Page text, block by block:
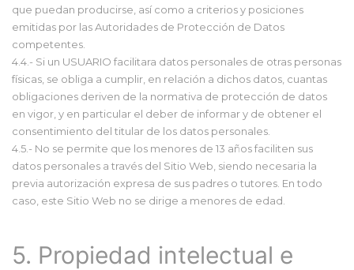
que puedan producirse, así como a criterios y posiciones
emitidas por las Autoridades de Protección de Datos
competentes.
4.4.- Si un USUARIO facilitara datos personales de otras personas
físicas, se obliga a cumplir, en relación a dichos datos, cuantas
obligaciones deriven de la normativa de protección de datos
en vigor, y en particular el deber de informar y de obtener el
consentimiento del titular de los datos personales.
4.5.- No se permite que los menores de 13 años faciliten sus
datos personales a través del Sitio Web, siendo necesaria la
previa autorización expresa de sus padres o tutores. En todo
caso, este Sitio Web no se dirige a menores de edad.
5. Propiedad intelectual e